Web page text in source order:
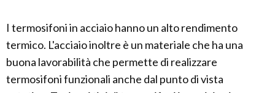
I termosifoni in acciaio hanno un alto rendimento
termico. L'acciaio inoltre è un materiale che ha una
buona lavorabilità che permette di realizzare
termosifoni funzionali anche dal punto di vista